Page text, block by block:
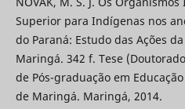
Superior para Indígenas nos
do Paraná: Estudo das Ações
Maringá. 342 f. Tese
de Pós-graduação em
de Maringá. Maringá, 2014.